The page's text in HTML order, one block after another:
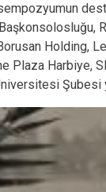
Holding,
Plaza Harbiye,
Şubesi